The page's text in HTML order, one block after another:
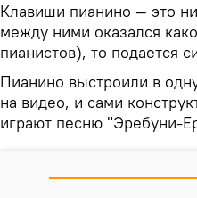
Клавиши пианино — это
между ними оказался
пианистов), то подается
Пианино выстроили в
на видео, и сами
играют песню "Эребуни-